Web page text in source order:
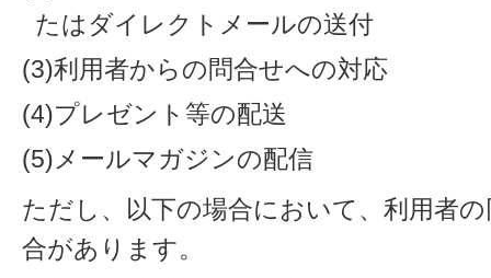
たはダイレクトメールの送付
(3)利用者からの問合せへの対応
(4)プレゼント等の配送
(5)メールマガジンの配信
ただし、以下の場合において、利用者
合があります。